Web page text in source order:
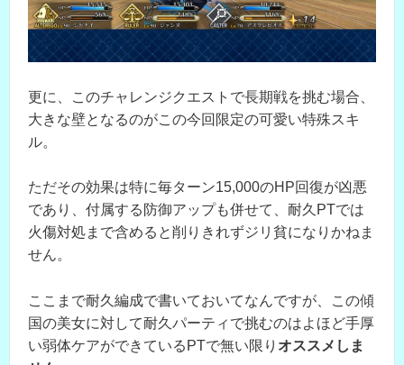
更に、このチャレンジクエストで長期戦を挑む場合、
大きな壁となるのがこの今回限定の可愛い特殊スキ
ル。
ただその効果は特に毎ターン15,000のHP回復が凶悪
であり、付属する防御アップも併せて、耐久PTでは
火傷対処まで含めると削りきれずジリ貧になりかねま
せん。
ここまで耐久編成で書いておいてなんですが、この傾
国の美女に対して耐久パーティで挑むのはよほど手厚
い弱体ケアができているPTで無い限り オススメしま